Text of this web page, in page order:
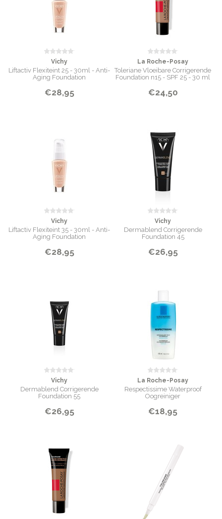
Vichy
Liftactiv Flexiteint 25 - 30ml - Anti-
Aging Foundation
€28,95
La Roche-Posay
Toleriane Vloeibare Corrigerende
Foundation n15 - SPF 25 - 30 ml
€24,50
Vichy
Liftactiv Flexiteint 35 - 30ml - Anti-
Aging Foundation
€28,95
Vichy
Dermablend Corrigerende
Foundation 45
€26,95
Vichy
Dermablend Corrigerende
Foundation 55
€26,95
La Roche-Posay
Respectissime Waterproof
Oogreiniger
€18,95